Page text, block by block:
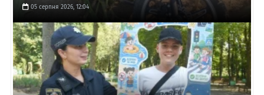
05 серпня 2026, 12:04